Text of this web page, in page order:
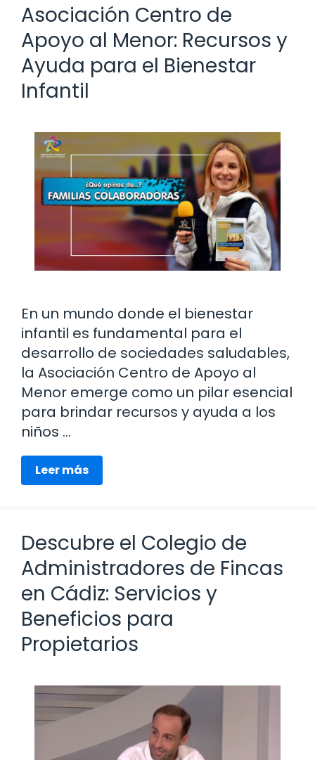
Asociación Centro de
Apoyo al Menor: Recursos y
Ayuda para el Bienestar
Infantil
En un mundo donde el bienestar
infantil es fundamental para el
desarrollo de sociedades saludables,
la Asociación Centro de Apoyo al
Menor emerge como un pilar esencial
para brindar recursos y ayuda a los
niños …
Leer más
Descubre el Colegio de
Administradores de Fincas
en Cádiz: Servicios y
Beneficios para
Propietarios